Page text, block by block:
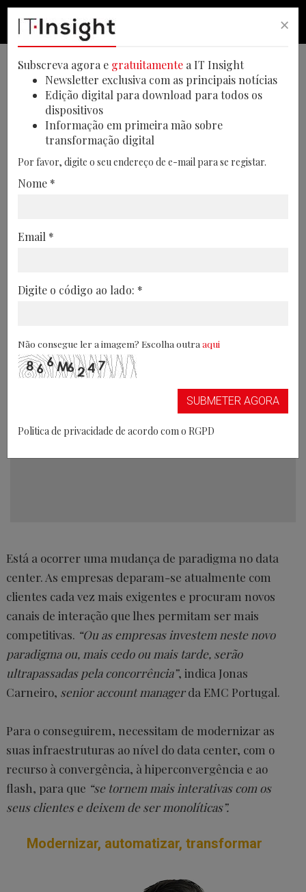
Convergência e
Hiperconvergência - Novo
Paradigma do Data Center
convergência e a hiperconvergência são a
operacionais, segundo a EMC, e
prometem ajudar a libertar verbas para a
26/07/2016
Está a ocorrer uma mudança de paradigma no data
center. As empresas deparam-se atualmente com
clientes cada vez mais exigentes e procuram novos
canais de interação que lhes permitam ser mais
competitivas. “Ou as empresas investem neste novo
paradigma ou, mais cedo ou mais tarde, serão
ultrapassadas pela concorrência”, indica Jonas
Carneiro, senior account managerda EMC Portugal.
Para o conseguirem, necessitam de modernizar as
suas infraestruturas ao nível do data center, com o
recurso à convergência, à hiperconvergência e ao
flash, para que “se tornem mais interativas com os
seus clientes e deixem de ser monolíticas”.
Modernizar, automatizar, transformar
×
Subscreva agora e gratuitamente a IT Insight
Newsletter exclusiva com as principais notícias
Edição digital para download para todos os
dispositivos
Informação em primeira mão sobre
transformação digital
Por favor, digite o seu endereço de e-mail para se registar.
Nome *
Email *
Digite o código ao lado: *
Não consegue ler a imagem? Escolha outra aqui
SUBMETER AGORA
Politica de privacidade de acordo com o RGPD